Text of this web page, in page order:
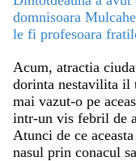
domnisoara
le fi profesoara
Acum, atractia
dorinta nestavilita il
mai vazut-o pe
intr-un vis febril de
Atunci de ce
nasul prin conacul